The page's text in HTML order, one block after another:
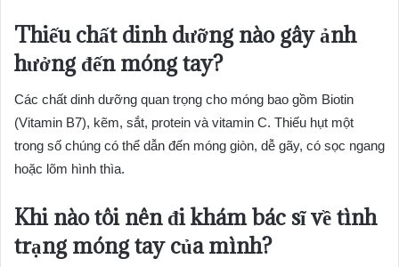
Thiếu chất dinh dưỡng nào gây ảnh
hưởng đến móng tay?
Các chất dinh dưỡng quan trọng cho móng bao gồm Biotin
(Vitamin B7), kẽm, sắt, protein và vitamin C. Thiếu hụt một
trong số chúng có thể dẫn đến móng giòn, dễ gãy, có sọc ngang
hoặc lõm hình thìa.
Khi nào tôi nên đi khám bác sĩ về tình
trạng móng tay của mình?